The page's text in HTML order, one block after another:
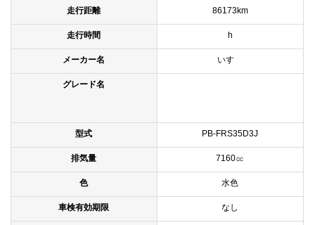
走行距離 86173km
走行時間 h
メーカー名 いすゞ
グレード名
型式 PB-FRS35D3J
排気量 7160㏄
色 水色
車検有効期限 なし